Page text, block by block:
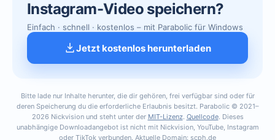
Instagram-Video speichern?
Einfach · schnell · kostenlos – mit Parabolic für Windows
Jetzt kostenlos herunterladen
Bitte lade nur Inhalte herunter, die dir gehören, frei verfügbar sind oder für
deren Speicherung du die erforderliche Erlaubnis besitzt. Parabolic © 2021–
2026 Nickvision und steht unter der MIT-Lizenz. Quellcode. Dieses
unabhängige Downloadangebot ist nicht mit Nickvision, YouTube, Instagram
oder TikTok verbunden. Aktuelle Domain: scph.de